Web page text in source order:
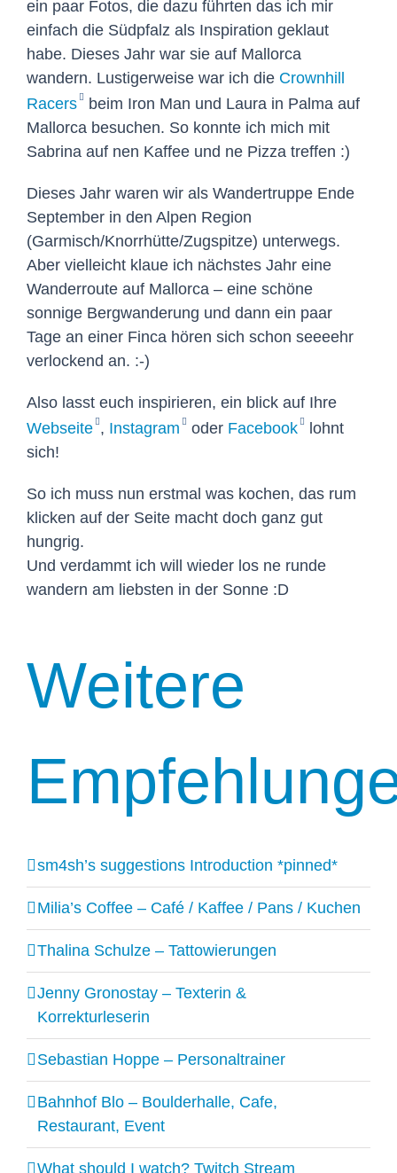
ein paar Fotos, die dazu führten das ich mir
einfach die Südpfalz als Inspiration geklaut
habe. Dieses Jahr war sie auf Mallorca
wandern. Lustigerweise war ich die Crownhill
Racers
beim Iron Man und Laura in Palma auf
Mallorca besuchen. So konnte ich mich mit
Sabrina auf nen Kaffee und ne Pizza treffen :)
Dieses Jahr waren wir als Wandertruppe Ende
September in den Alpen Region
(Garmisch/Knorrhütte/Zugspitze) unterwegs.
Aber vielleicht klaue ich nächstes Jahr eine
Wanderroute auf Mallorca – eine schöne
sonnige Bergwanderung und dann ein paar
Tage an einer Finca hören sich schon seeeehr
verlockend an. :-)
Also lasst euch inspirieren, ein blick auf Ihre
Webseite , Instagram oder Facebook
lohnt
sich!
So ich muss nun erstmal was kochen, das rum
klicken auf der Seite macht doch ganz gut
hungrig.
Und verdammt ich will wieder los ne runde
wandern am liebsten in der Sonne :D
Weitere
sm4sh’s suggestions Introduction *pinned*
Milia’s Coffee – Café / Kaffee / Pans / Kuchen
Thalina Schulze – Tattowierungen
Jenny Gronostay – Texterin &
Korrekturleserin
Sebastian Hoppe – Personaltrainer
Bahnhof Blo – Boulderhalle, Cafe,
Restaurant, Event
What should I watch? Twitch Stream